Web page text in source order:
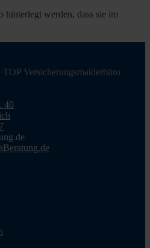
hinterlegt werden, dass sie im
TOP Versicherungsmaklerbüro
40